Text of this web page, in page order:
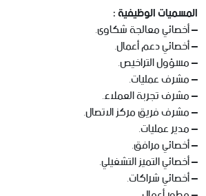
المسميات الوظيفية :
– أخصائي معالجة شكاوى.
– أخصائي دعم أعمال.
– مسؤول التراخيص.
– مشرف عمليات.
– مشرف تجربة العملاء.
– مشرف فريق مركز الاتصال.
– مدير عمليات.
– أخصائي مرافق.
– أخصائي التميز التشغيلي.
– أخصائي شراكات.